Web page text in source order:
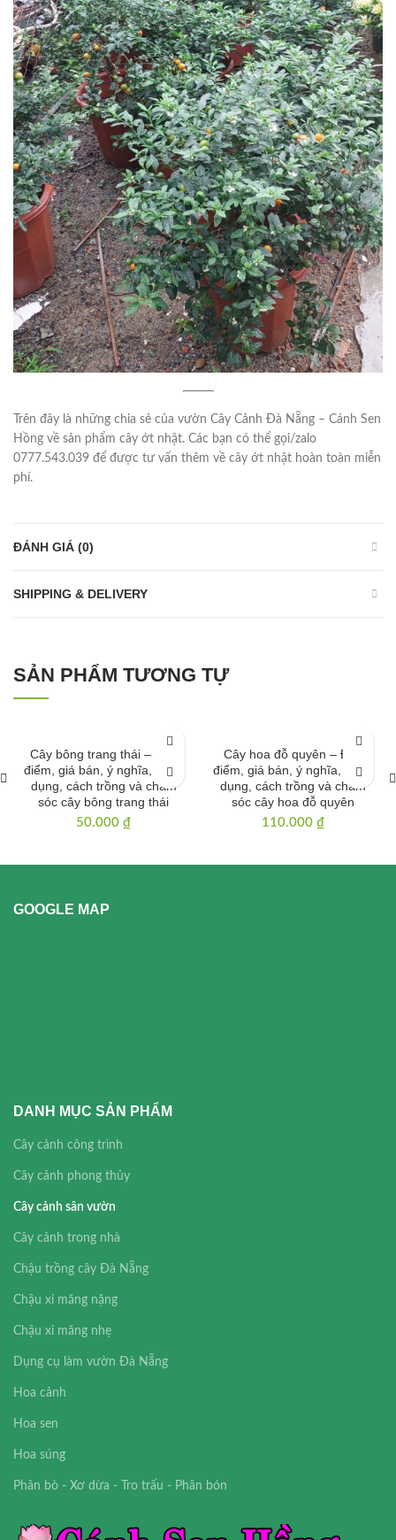
Trên đây là những chia sẻ của vườn Cây Cảnh Đà Nẵng – Cánh Sen
Hồng về sản phẩm cây ớt nhật. Các bạn có thể gọi/zalo
0777.543.039 để được tư vấn thêm về cây ớt nhật hoàn toàn miễn
phí.
ĐÁNH GIÁ (0)
SHIPPING & DELIVERY
SẢN PHẨM TƯƠNG TỰ
Cây bông trang thái – Đặc
điểm, giá bán, ý nghĩa, công
dụng, cách trồng và chăm
sóc cây bông trang thái
50.000 ₫
Cây hoa đỗ quyên – Đặc
điểm, giá bán, ý nghĩa, công
dụng, cách trồng và chăm
sóc cây hoa đỗ quyên
110.000 ₫
GOOGLE MAP
DANH MỤC SẢN PHẨM
Cây cảnh công trình
Cây cảnh phong thủy
Cây cảnh sân vườn
Cây cảnh trong nhà
Chậu trồng cây Đà Nẵng
Chậu xi măng nặng
Chậu xi măng nhẹ
Dụng cụ làm vườn Đà Nẵng
Hoa cảnh
Hoa sen
Hoa súng
Phân bò - Xơ dừa - Tro trấu - Phân bón